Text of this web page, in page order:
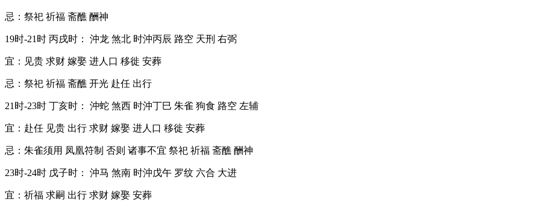
忌：祭祀 祈福 斋醮 酬神
19时-21时 丙戌时： 沖龙 煞北 时沖丙辰 路空 天刑 右弼
宜：见贵 求财 嫁娶 进人口 移徙 安葬
忌：祭祀 祈福 斋醮 开光 赴任 出行
21时-23时 丁亥时： 沖蛇 煞西 时沖丁巳 朱雀 狗食 路空 左辅
宜：赴任 见贵 出行 求财 嫁娶 进人口 移徙 安葬
忌：朱雀须用 凤凰符制 否则 诸事不宜 祭祀 祈福 斋醮 酬神
23时-24时 戊子时： 沖马 煞南 时沖戊午 罗纹 六合 大进
宜：祈福 求嗣 出行 求财 嫁娶 安葬